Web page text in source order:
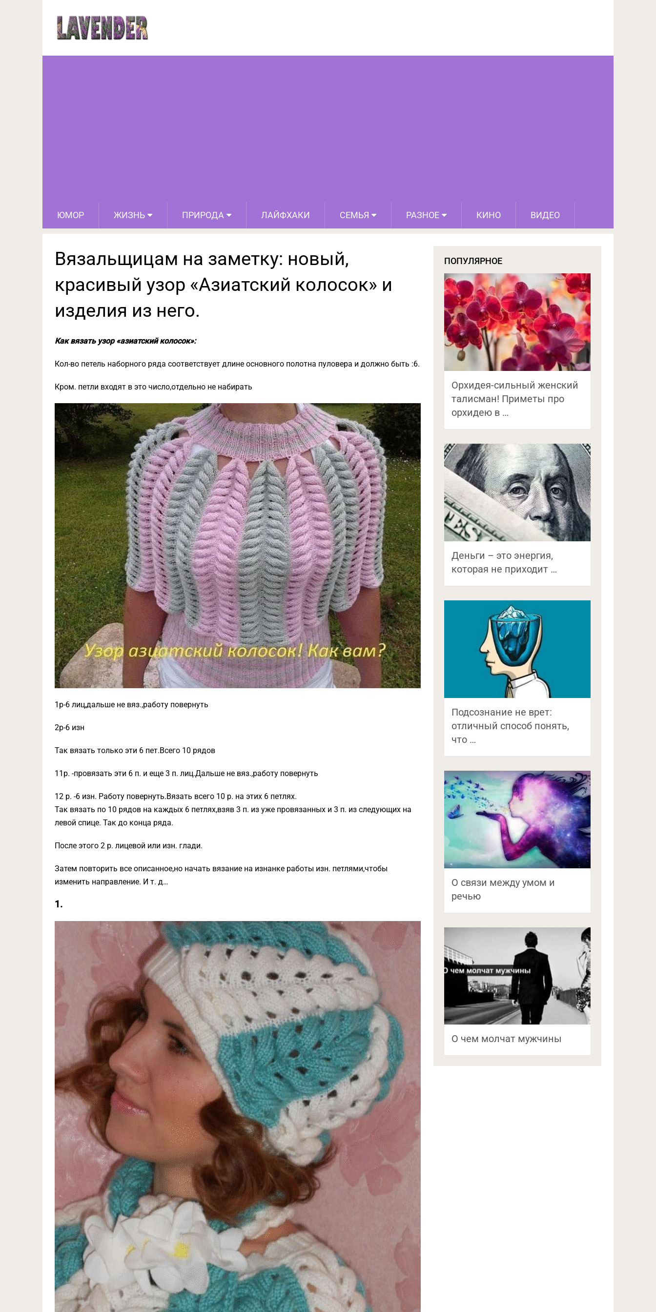
ЮМОР ЖИЗНЬ ПРИРОДА ЛАЙФХАКИ СЕМЬЯ РАЗНОЕ КИНО ВИДЕО
Вязальщицам на заметку: новый, красивый узор «Азиатский
Вязальщицам на заметку: новый,
красивый узор «Азиатский колосок» и
изделия из него.
Как вязать узор «азиатский колосок»:
Кол-во петель наборного ряда соответствует длине основного полотна пуловера и должно быть :6.
Кром. петли входят в это число,отдельно не набирать
1р-6 лиц,дальше не вяз.,работу повернуть
2р-6 изн
Так вязать только эти 6 пет.Всего 10 рядов
11р. -провязать эти 6 п. и еще 3 п. лиц.Дальше не вяз.,работу повернуть
12 р. -6 изн. Работу повернуть.Вязать всего 10 р. на этих 6 петлях.
Так вязать по 10 рядов на каждых 6 петлях,взяв 3 п. из уже провязанных и 3 п. из следующих на
левой спице. Так до конца ряда.
После этого 2 р. лицевой или изн. глади.
Затем повторить все описанное,но начать вязание на изнанке работы изн. петлями,чтобы
изменить направление. И т. д…
1.
ПОПУЛЯРНОЕ
Орхидея-сильный женский
талисман! Приметы про
орхидею в …
Деньги – это энергия,
которая не приходит …
Подсознание не врет:
отличный способ понять,
что …
О связи между умом и
речью
О чем молчат мужчины